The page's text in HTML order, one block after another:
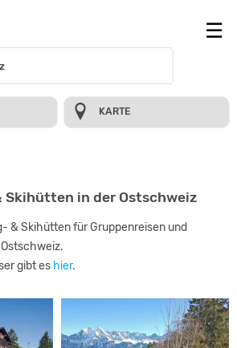
KARTE
Skihütten in der Ostschweiz
& Skihütten für Gruppenreisen und
gibt es hier.